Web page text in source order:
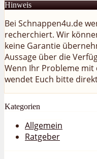
Hinweis
Bei Schnappen4u.de
recherchiert. Wir
keine Garantie
Aussage über die
Wenn Ihr Probleme
wendet Euch bitte
Kategorien
Allgemein
Ratgeber